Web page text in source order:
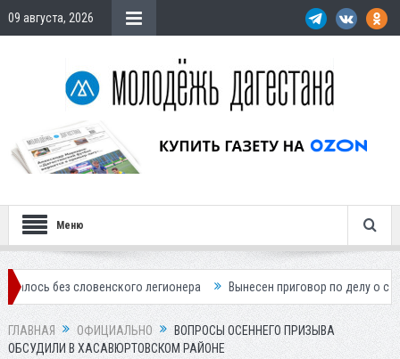
09 августа, 2026
Меню
словенского легионера Вынесен приговор по делу о
ГЛАВНАЯ ОФИЦИАЛЬНО
ВОПРОСЫ ОСЕННЕГО ПРИЗЫВА
ОБСУДИЛИ В ХАСАВЮРТОВСКОМ РАЙОНЕ